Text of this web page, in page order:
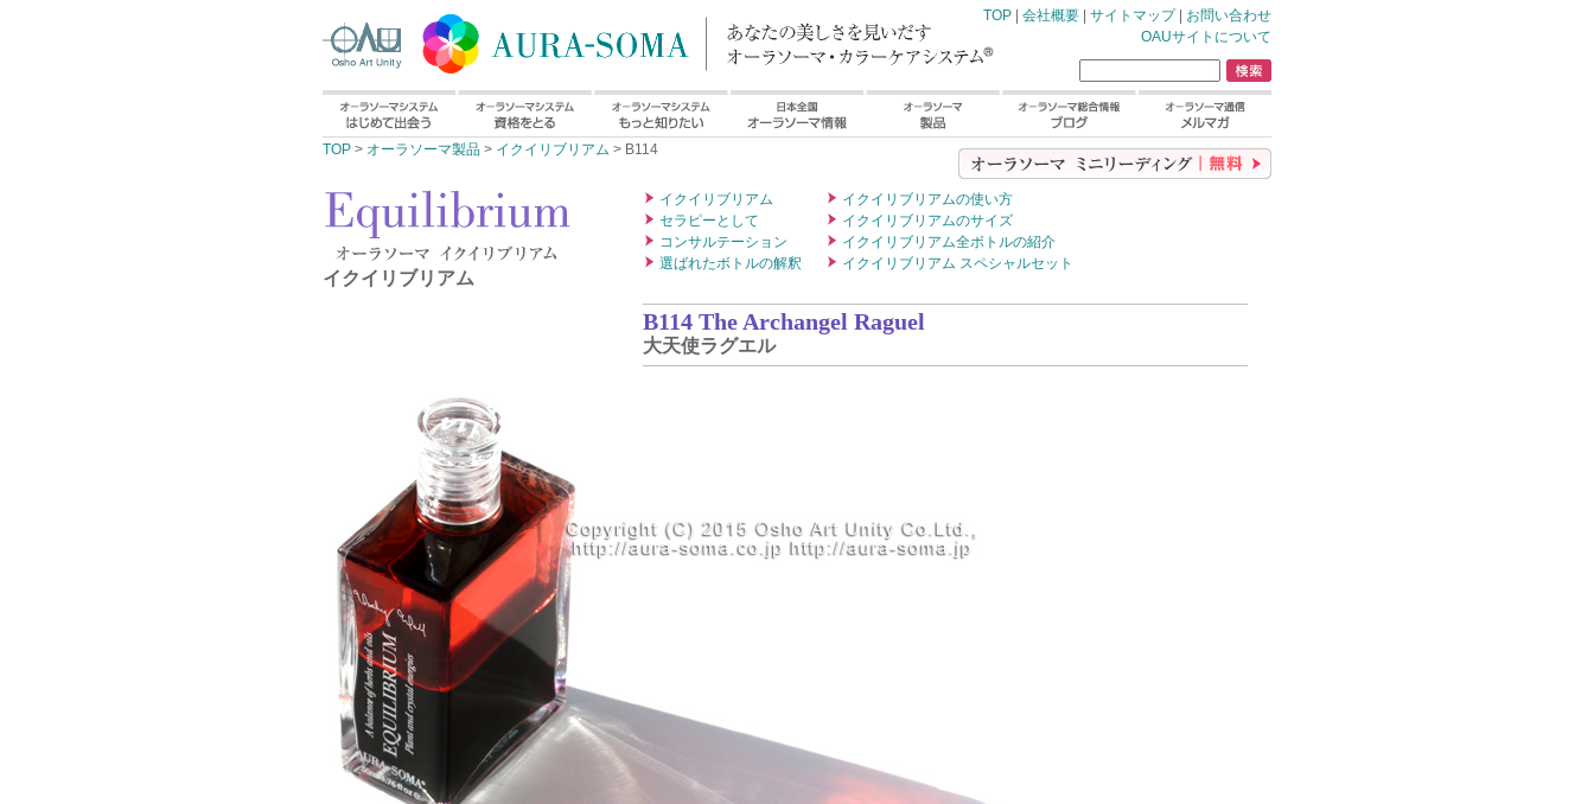
TOP | 会社概要 | サイトマップ| お問い合わせ
OAUサイトについて
TOP > オーラソーマ製品 > イクイリブリアム > B114
イクイリブリアム
イクイリブリアム
セラピーとして
コンサルテーション
選ばれたボトルの解釈
イクイリブリアムの使い方
イクイリブリアムのサイズ
イクイリブリアム全ボトルの紹介
イクイリブリアム スペシャルセット
B114 The Archangel Raguel
大天使ラグエル